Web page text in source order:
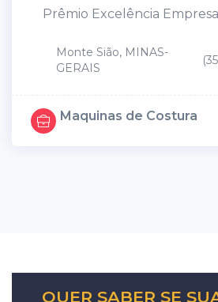
Prêmio Excelência
Monte Sião, MINAS-
GERAIS
Maquinas de Costura
QUER SABER SE